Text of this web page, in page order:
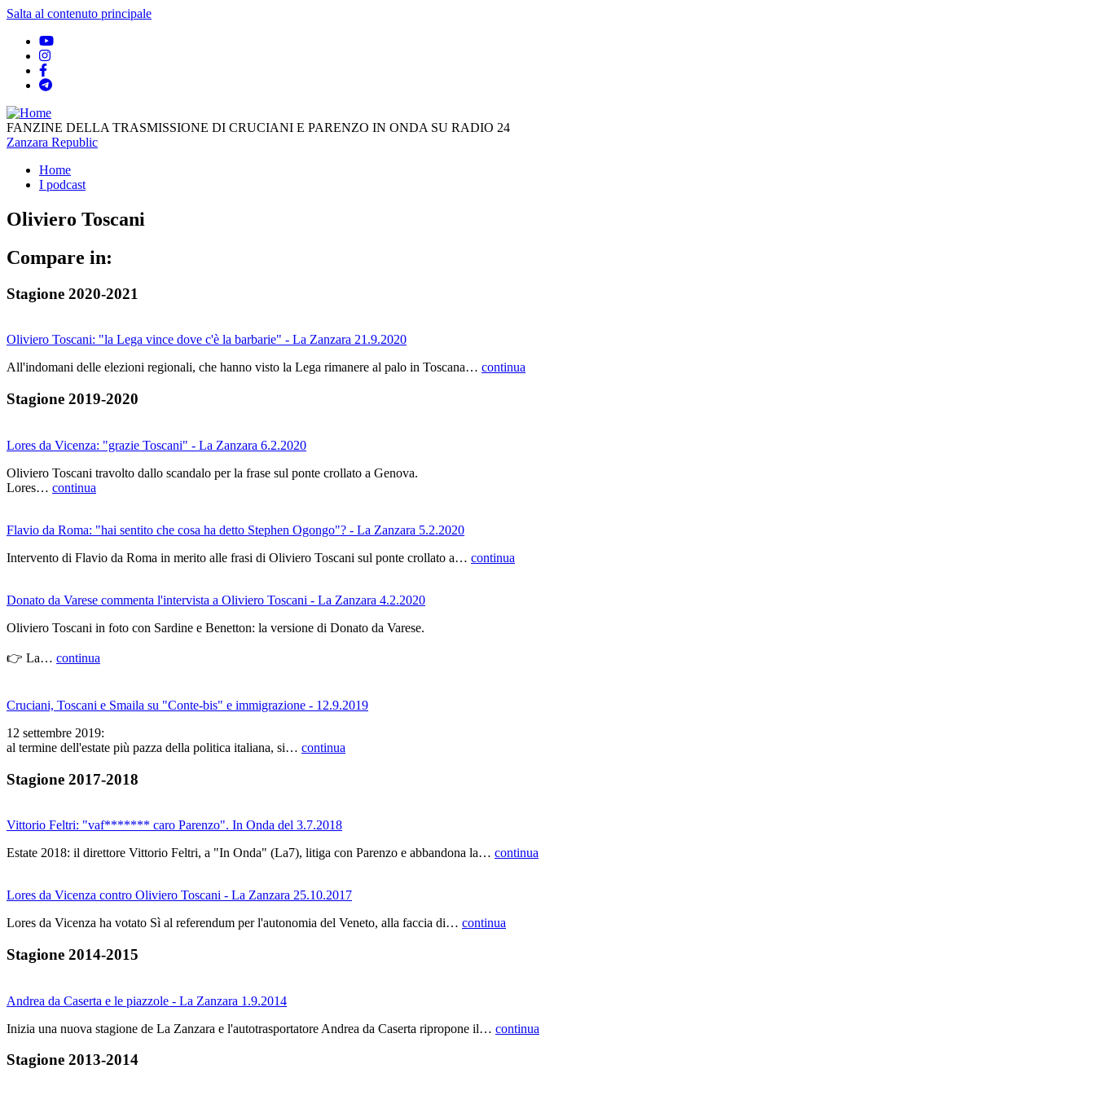
Salta al contenuto principale
FANZINE DELLA TRASMISSIONE DI CRUCIANI E PARENZO IN ONDA SU RADIO 24
Zanzara Republic
Home
I podcast
Oliviero Toscani
Compare in:
Stagione 2020-2021
Oliviero Toscani: "la Lega vince dove c'è la barbarie" - La Zanzara 21.9.2020
All'indomani delle elezioni regionali, che hanno visto la Lega rimanere al palo in Toscana… continua
Stagione 2019-2020
Lores da Vicenza: "grazie Toscani" - La Zanzara 6.2.2020
Oliviero Toscani travolto dallo scandalo per la frase sul ponte crollato a Genova.
Lores… continua
Flavio da Roma: "hai sentito che cosa ha detto Stephen Ogongo"? - La Zanzara 5.2.2020
Intervento di Flavio da Roma in merito alle frasi di Oliviero Toscani sul ponte crollato a… continua
Donato da Varese commenta l'intervista a Oliviero Toscani - La Zanzara 4.2.2020
Oliviero Toscani in foto con Sardine e Benetton: la versione di Donato da Varese.
👉 La… continua
Cruciani, Toscani e Smaila su "Conte-bis" e immigrazione - 12.9.2019
12 settembre 2019:
al termine dell'estate più pazza della politica italiana, si… continua
Stagione 2017-2018
Vittorio Feltri: "vaf******* caro Parenzo". In Onda del 3.7.2018
Estate 2018: il direttore Vittorio Feltri, a "In Onda" (La7), litiga con Parenzo e abbandona la… continua
Lores da Vicenza contro Oliviero Toscani - La Zanzara 25.10.2017
Lores da Vicenza ha votato Sì al referendum per l'autonomia del Veneto, alla faccia di… continua
Stagione 2014-2015
Andrea da Caserta e le piazzole - La Zanzara 1.9.2014
Inizia una nuova stagione de La Zanzara e l'autotrasportatore Andrea da Caserta ripropone il… continua
Stagione 2013-2014